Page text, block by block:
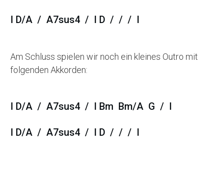
I D/A / A7sus4 / I D / / / I
Am Schluss spielen wir noch ein kleines Outro mit
folgenden Akkorden:
I D/A / A7sus4 / I Bm Bm/A G / I
I D/A / A7sus4 / I D / / / I